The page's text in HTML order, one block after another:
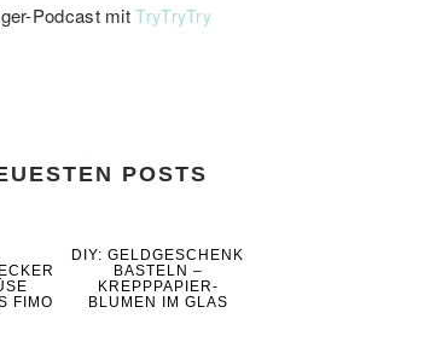
Podcast mitTryTryTry
POSTS
FIMO
DIY: GELDGESCHENK
BASTELN –
KREPPPAPIER-
BLUMEN IM GLAS